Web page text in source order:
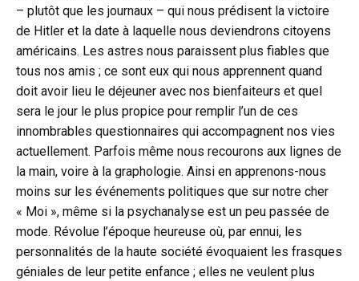
– plutôt que les journaux – qui nous prédisent la victoire
de Hitler et la date à laquelle nous deviendrons citoyens
américains. Les astres nous paraissent plus fiables que
tous nos amis ; ce sont eux qui nous apprennent quand
doit avoir lieu le déjeuner avec nos bienfaiteurs et quel
sera le jour le plus propice pour remplir l’un de ces
innombrables questionnaires qui accompagnent nos vies
actuellement. Parfois même nous recourons aux lignes de
la main, voire à la graphologie. Ainsi en apprenons-nous
moins sur les événements politiques que sur notre cher
« Moi », même si la psychanalyse est un peu passée de
mode. Révolue l’époque heureuse où, par ennui, les
personnalités de la haute société évoquaient les frasques
géniales de leur petite enfance ; elles ne veulent plus